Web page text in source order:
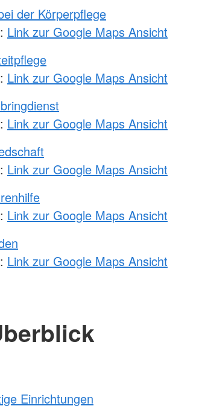
der Körperpflege
Link zur Google Maps Ansicht
Link zur Google Maps Ansicht
Link zur Google Maps Ansicht
Link zur Google Maps Ansicht
Link zur Google Maps Ansicht
Link zur Google Maps Ansicht
Einrichtungen